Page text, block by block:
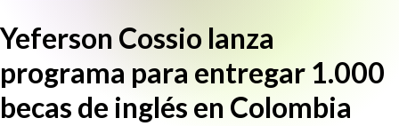
Yeferson Cossio lanza
programa para entregar 1.000
becas de inglés en Colombia